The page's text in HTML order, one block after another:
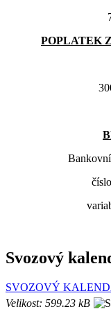
POPLATEK
Svozový
SVOZOVÝ
Velikost: 599.23 kB